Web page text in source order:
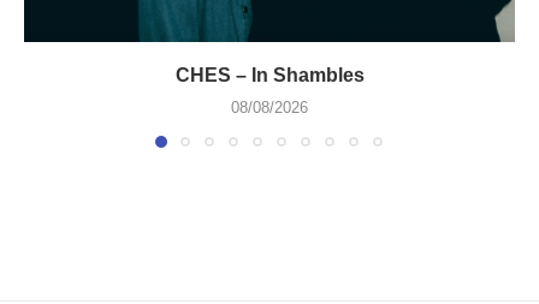
CHES – In Shambles
08/08/2026